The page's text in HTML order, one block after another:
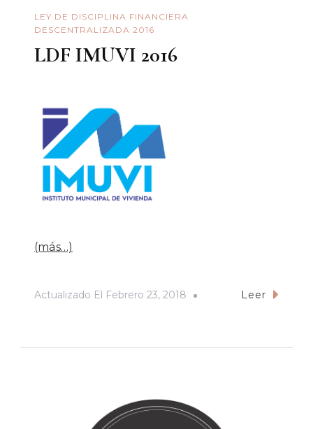
LEY DE DISCIPLINA FINANCIERA
DESCENTRALIZADA 2016
LDF IMUVI 2016
(más…)
Actualizado El Febrero 23, 2018 Leer